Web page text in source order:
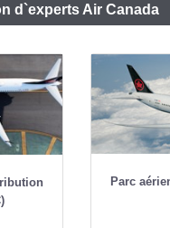
d`experts Air Canada
Parc